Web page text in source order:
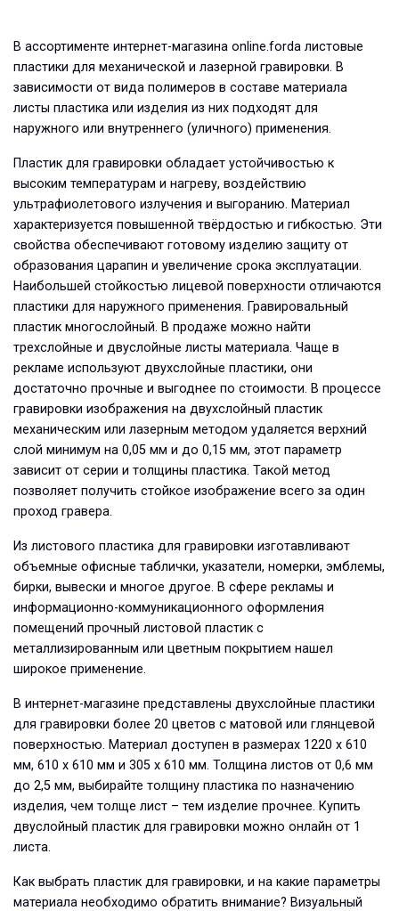
В ассортименте интернет-магазина online.forda листовые
пластики для механической и лазерной гравировки. В
зависимости от вида полимеров в составе материала
листы пластика или изделия из них подходят для
наружного или внутреннего (уличного) применения.
Пластик для гравировки обладает устойчивостью к
высоким температурам и нагреву, воздействию
ультрафиолетового излучения и выгоранию. Материал
характеризуется повышенной твёрдостью и гибкостью. Эти
свойства обеспечивают готовому изделию защиту от
образования царапин и увеличение срока эксплуатации.
Наибольшей стойкостью лицевой поверхности отличаются
пластики для наружного применения. Гравировальный
пластик многослойный. В продаже можно найти
трехслойные и двуслойные листы материала. Чаще в
рекламе используют двухслойные пластики, они
достаточно прочные и выгоднее по стоимости. В процессе
гравировки изображения на двухслойный пластик
механическим или лазерным методом удаляется верхний
слой минимум на 0,05 мм и до 0,15 мм, этот параметр
зависит от серии и толщины пластика. Такой метод
позволяет получить стойкое изображение всего за один
проход гравера.
Из листового пластика для гравировки изготавливают
объемные офисные таблички, указатели, номерки, эмблемы,
бирки, вывески и многое другое. В сфере рекламы и
информационно-коммуникационного оформления
помещений прочный листовой пластик с
металлизированным или цветным покрытием нашел
широкое применение.
В интернет-магазине представлены двухслойные пластики
для гравировки более 20 цветов с матовой или глянцевой
поверхностью. Материал доступен в размерах 1220 х 610
мм, 610 х 610 мм и 305 х 610 мм. Толщина листов от 0,6 мм
до 2,5 мм, выбирайте толщину пластика по назначению
изделия, чем толще лист – тем изделие прочнее. Купить
двуслойный пластик для гравировки можно онлайн от 1
листа.
Как выбрать пластик для гравировки, и на какие параметры
материала необходимо обратить внимание? Визуальный